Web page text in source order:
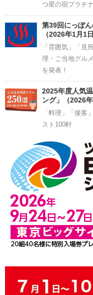
つ星の宿プラチ
第39回にっぽ
（2026年1月1
「雰囲気」「見
理・ご当地グル
を発表！
2025年度人気
ング」（2026
「料理」「接客
スト100軒